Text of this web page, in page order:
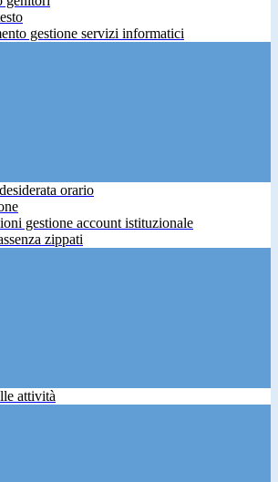
gestione servizi informatici
orario
gestione account istituzionale
zippati
attività